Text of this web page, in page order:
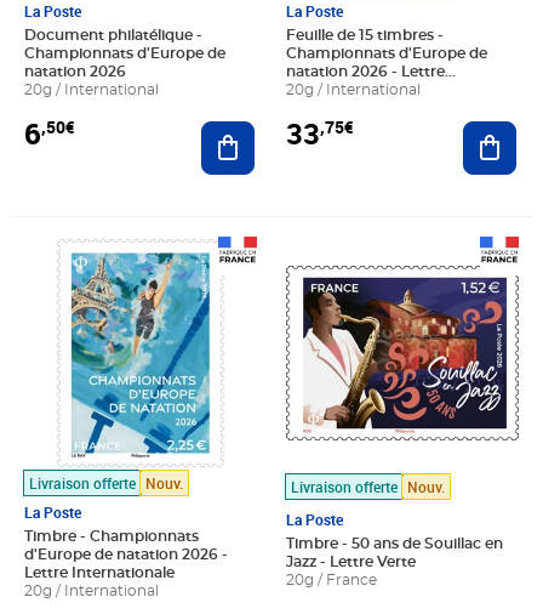
La Poste
Document philatélique -
Championnats d'Europe de
natation 2026
20g / International
6,50€ Ajouter au panier
La Poste
Feuille de 15 timbres -
Championnats d'Europe de
natation 2026 - Lettre
Internationale
20g / International
33,75€
Livraison offerte Nouv.
La Poste
Timbre - Championnats
d'Europe de natation 2026 -
Lettre Internationale
20g / International
Prix 2,25€
Livraison offerte Nouv.
La Poste
Timbre - 50 ans de Souillac en
Jazz - Lettre Verte
20g / France